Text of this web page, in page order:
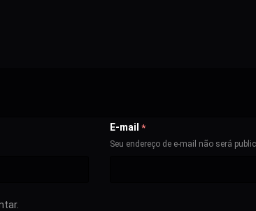
E-mail *
Seu endereço de e-mail não será